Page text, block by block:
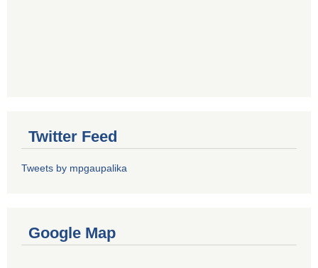
Twitter Feed
Tweets by mpgaupalika
Google Map